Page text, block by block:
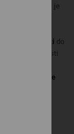
ktoré je
dodáva
odvod vlhkosti do
viac vlhkosti
hygienu a je
bežným